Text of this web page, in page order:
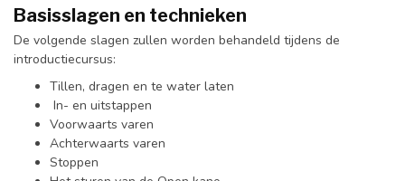
Basisslagen en technieken
De volgende slagen zullen worden behandeld tijdens de
introductiecursus:
Tillen, dragen en te water laten
In- en uitstappen
Voorwaarts varen
Achterwaarts varen
Stoppen